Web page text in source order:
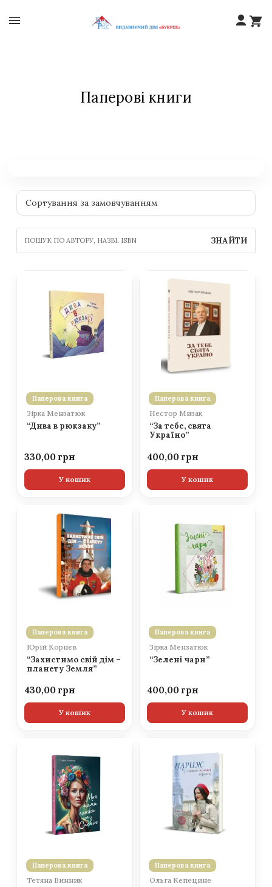
Паперові книги
ЗНАЙТИ
Паперова книга
Зірка Мензатюк
“Дива в рюкзаку”
330,00
У кошик
Паперова книга
Нестор Мизак
“За тебе, свята
Україно”
400,00
У кошик
Паперова книга
Юрій Корнєв
“Захистимо свій дім –
планету Земля”
430,00
У кошик
Паперова книга
Зірка Мензатюк
“Зелені чари”
400,00
У кошик
Паперова книга
Тетяна Винник
Паперова книга
Ольга Кепецине